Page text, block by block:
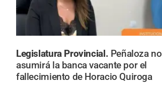
Legislatura Provincial. Peñaloza no
asumirá la banca vacante por el
fallecimiento de Horacio Quiroga